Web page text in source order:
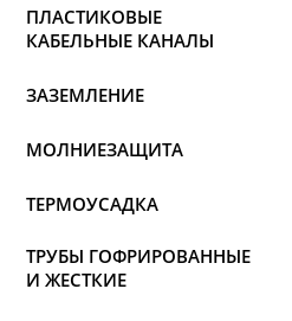
ПЛАСТИКОВЫЕ
КАБЕЛЬНЫЕ КАНАЛЫ
ЗАЗЕМЛЕНИЕ
МОЛНИЕЗАЩИТА
ТЕРМОУСАДКА
ТРУБЫ ГОФРИРОВАННЫЕ
И ЖЕСТКИЕ